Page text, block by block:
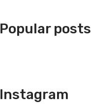
Popular posts
Instagram